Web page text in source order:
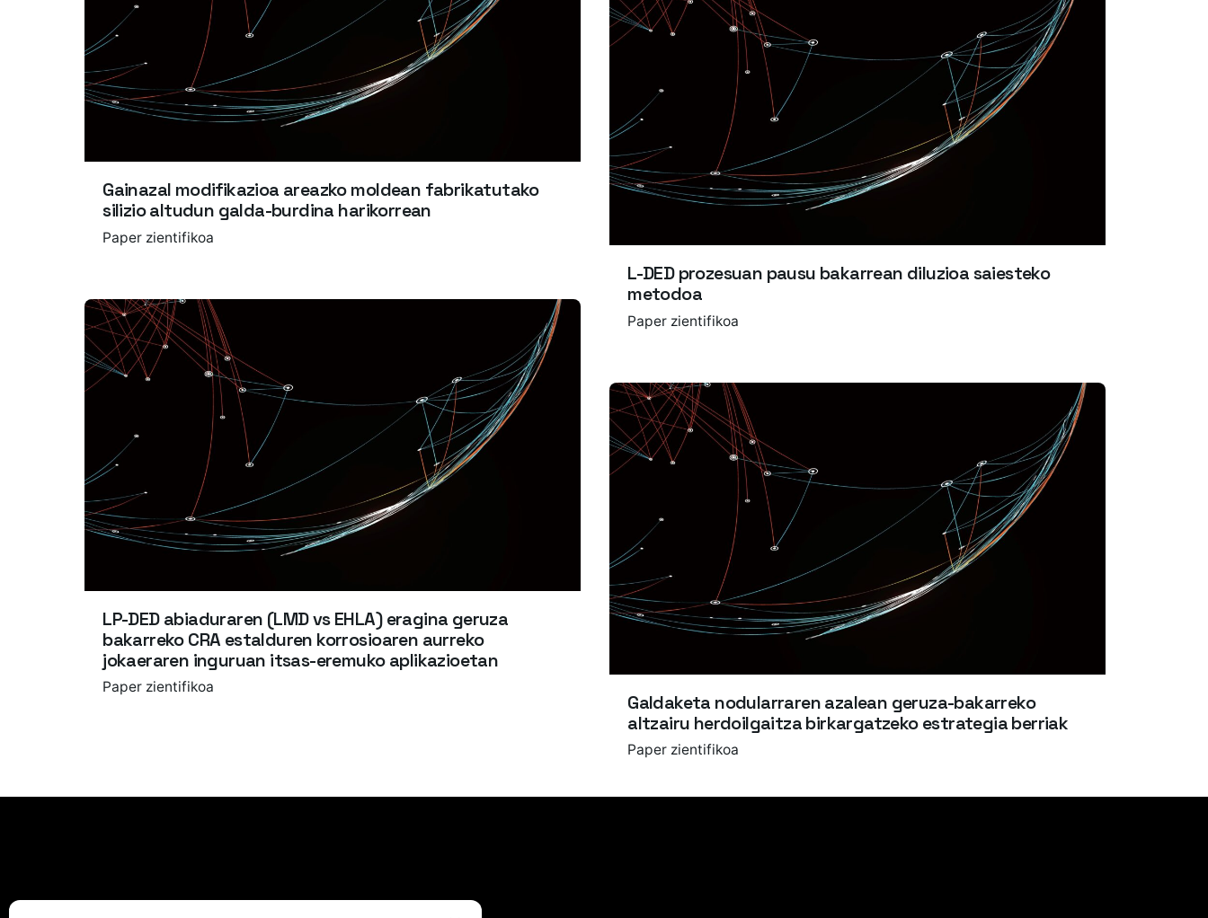
Gainazal modifikazioa areazko moldean fabrikatutako
silizio altudun galda-burdina harikorrean
Paper zientifikoa
L-DED prozesuan pausu bakarrean diluzioa saiesteko
metodoa
Paper zientifikoa
LP-DED abiaduraren (LMD vs EHLA) eragina geruza
bakarreko CRA estalduren korrosioaren aurreko
jokaeraren inguruan itsas-eremuko aplikazioetan
Paper zientifikoa
Galdaketa nodularraren azalean geruza-bakarreko
altzairu herdoilgaitza birkargatzeko estrategia berriak
Paper zientifikoa